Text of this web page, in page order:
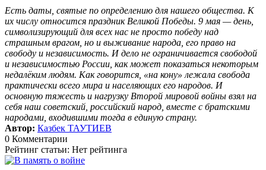
Есть даты, святые по определению для нашего общества. К
их числу относится праздник Великой Победы. 9 мая — день,
символизирующий для всех нас не просто победу над
страшным врагом, но и выживание народа, его право на
свободу и независимость. И дело не ограничивается свободой
и независимостью России, как может показаться некоторым
недалёким людям. Как говорится, «на кону» лежала свобода
практически всего мира и населяющих его народов. И
основную тяжесть и нагрузку Второй мировой войны взял на
себя наш советский, российский народ, вместе с братскими
народами, входившими тогда в единую страну.
Автор: Казбек ТАУТИЕВ
0 Комментарии
Рейтинг статьи: Нет рейтинга